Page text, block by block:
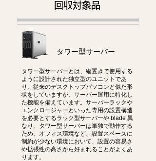
回収対象品
タワー型サーバー
タワー型サーバーとは、縦置きで使用する
ように設計された独立型のユニットであ
り、従来のデスクトップパソコンと似た形
状をしていますが、サーバー運用に特化し
た機能を備えています。サーバーラックや
エンクロージャーといった専用の設置構造
を必要とするラック型サーバーや blade 異
なり、タワー型サーバーは単独で動作する
ため、オフィス環境など、設置スペースに
制約が少ない環境において、設置の容易さ
や拡張性の高さから好まれることがよくあ
ります。